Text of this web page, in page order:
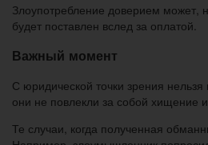
Злоупотребление доверием может,
будет поставлен вслед за оплатой.
Важный момент
С юридической точки зрения
они не повлекли за собой
Те случаи, когда полученная